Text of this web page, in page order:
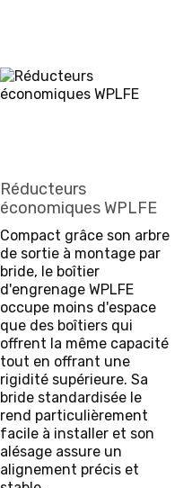
Réducteurs
économiques WPLFE
Compact grâce son arbre
de sortie à montage par
bride, le boîtier
d'engrenage WPLFE
occupe moins d'espace
que des boîtiers qui
offrent la même capacité
tout en offrant une
rigidité supérieure. Sa
bride standardisée le
rend particulièrement
facile à installer et son
alésage assure un
alignement précis et